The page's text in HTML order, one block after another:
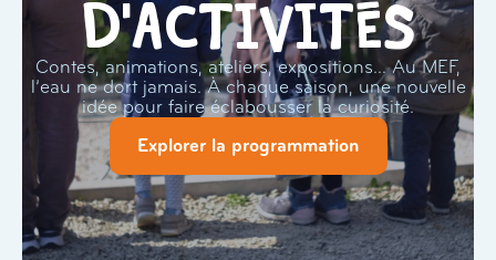
d'activités
Contes, animations, ateliers, expositions… Au MEF,
l’eau ne dort jamais. À chaque saison, une nouvelle
idée pour faire éclabousser la curiosité.
Explorer la programmation